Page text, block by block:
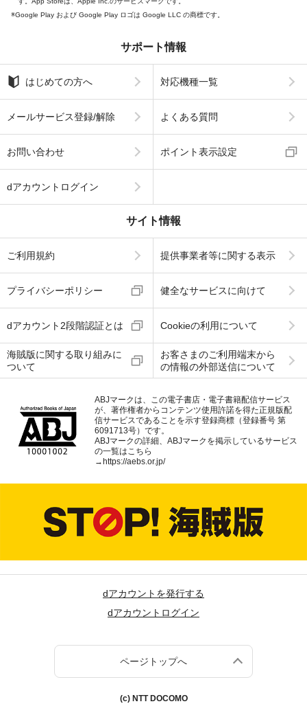
Google Play および Google Play ロゴは Google LLC の商標です。
サポート情報
はじめての方へ 対応機種一覧
メールサービス登録/解除 よくある質問
お問い合わせ ポイント表示設定
dアカウントログイン
サイト情報
ご利用規約 提供事業者等に関する表示
プライバシーポリシー 健全なサービスに向けて
dアカウント2段階認証とは Cookieの利用について
海賊版に関する取り組みに
ついて
お客さまのご利用端末から
の情報の外部送信について
ABJマークは、この電子書店・電子書籍配信サービス
が、著作権者からコンテンツ使用許諾を得た正規版配
信サービスであることを示す登録商標（登録番号 第
6091713号）です。
ABJマークの詳細、ABJマークを掲示しているサービス
の一覧はこちら
→https://aebs.or.jp/
dアカウントを発行する
dアカウントログイン
ページトップへ
(c) NTT DOCOMO